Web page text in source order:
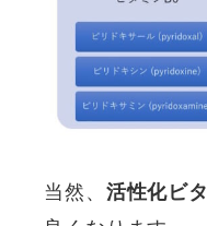
当然、 活性化ビ